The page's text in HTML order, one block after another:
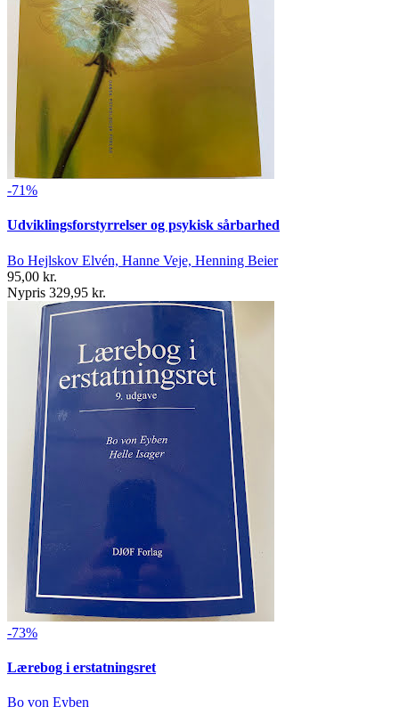
-71%
Udviklingsforstyrrelser og psykisk sårbarhed
Bo Hejlskov Elvén, Hanne Veje, Henning Beier
95,00 kr.
Nypris 329,95 kr.
-73%
Lærebog i erstatningsret
Bo von Eyben